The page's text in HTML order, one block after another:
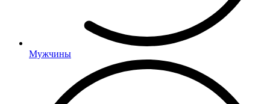
Мужчины